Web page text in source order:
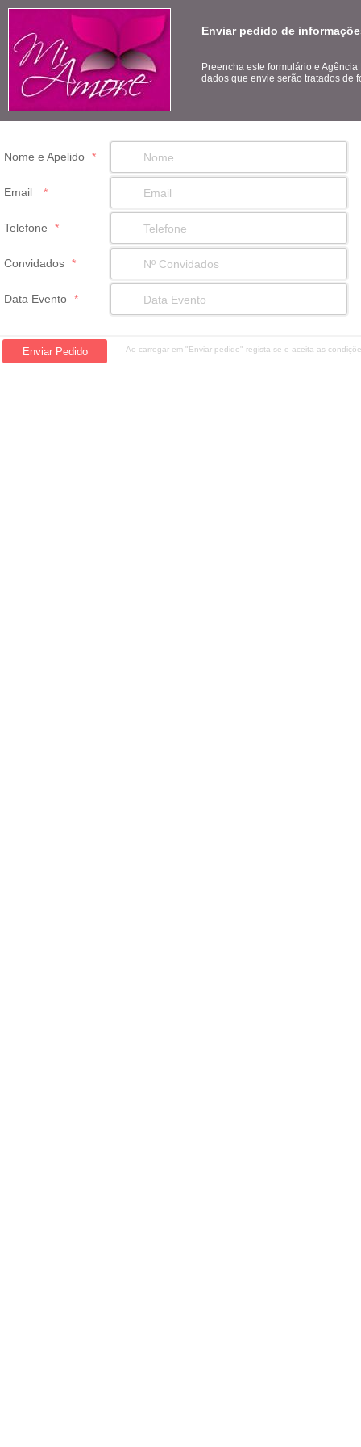
Enviar pedido de
Preencha este formulário e
dados que envie serão tratados de
Nome e Apelido *
Email *
Telefone *
Convidados *
Data Evento *
Ao carregar em "Enviar pedido" regista-se e aceita as